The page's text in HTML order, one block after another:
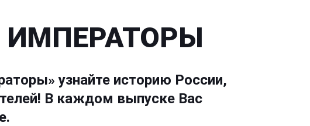
ИМПЕРАТОРЫ
узнайте историю России,
В каждом выпуске Вас